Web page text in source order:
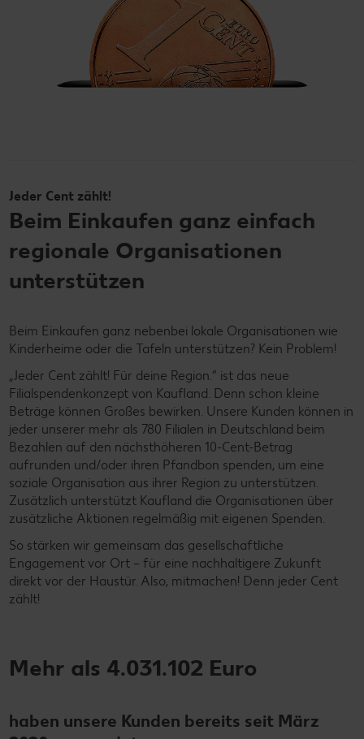
Jeder Cent zählt!
Beim Einkaufen ganz einfach
regionale Organisationen
unterstützen
Beim Einkaufen ganz nebenbei lokale Organisationen wie
Kinderheime oder die Tafeln unterstützen? Kein Problem!
„Jeder Cent zählt! Für deine Region.“ ist das neue
Filialspendenkonzept von Kaufland. Denn schon kleine
Beträge können Großes bewirken. Unsere Kunden können in
jeder unserer mehr als 780 Filialen in Deutschland beim
Bezahlen auf den nächsthöheren 10-Cent-Betrag
aufrunden und/oder ihren Pfandbon spenden, um eine
soziale Organisation aus ihrer Region zu unterstützen.
Zusätzlich unterstützt Kaufland die Organisationen über
zusätzliche Aktionen regelmäßig mit eigenen Spenden.
So stärken wir gemeinsam das gesellschaftliche
Engagement vor Ort – für eine nachhaltigere Zukunft
direkt vor der Haustür. Also, mitmachen! Denn jeder Cent
zählt!
Mehr als 4.031.102 Euro
haben unsere Kunden bereits seit März